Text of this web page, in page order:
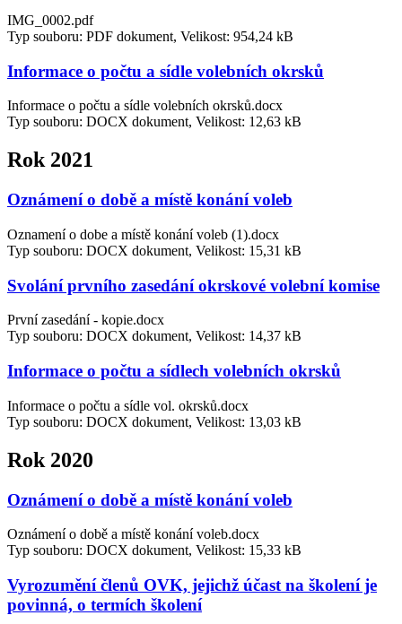
IMG_0002.pdf
Typ souboru: PDF dokument, Velikost: 954,24 kB
Informace o počtu a sídle volebních okrsků
Informace o počtu a sídle volebních okrsků.docx
Typ souboru: DOCX dokument, Velikost: 12,63 kB
Rok 2021
Oznámení o době a místě konání voleb
Oznamení o dobe a místě konání voleb (1).docx
Typ souboru: DOCX dokument, Velikost: 15,31 kB
Svolání prvního zasedání okrskové volební komise
První zasedání - kopie.docx
Typ souboru: DOCX dokument, Velikost: 14,37 kB
Informace o počtu a sídlech volebních okrsků
Informace o počtu a sídle vol. okrsků.docx
Typ souboru: DOCX dokument, Velikost: 13,03 kB
Rok 2020
Oznámení o době a místě konání voleb
Oznámení o době a místě konání voleb.docx
Typ souboru: DOCX dokument, Velikost: 15,33 kB
Vyrozumění členů OVK, jejichž účast na školení je
povinná, o termích školení